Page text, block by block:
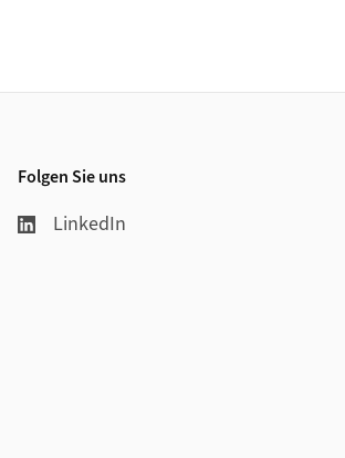
Folgen Sie uns
LinkedIn